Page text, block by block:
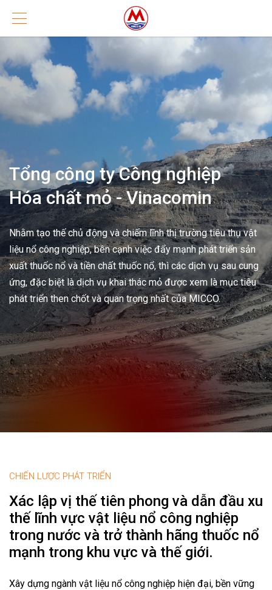
Tổng công ty Công nghiệp
Hóa chất mỏ - Vinacomin
Nhằm tạo thế chủ động và chiếm lĩnh thị trường tiêu thụ vật
liệu nổ công nghiệp, bên cạnh việc đẩy mạnh phát triển sản
xuất thuốc nổ và tiền chất thuốc nổ, thì các dịch vụ sau cung
ứng, đặc biệt là dịch vụ khai thác mỏ được xem là mục tiêu
phát triển then chốt và quan trọng nhất của MICCO.
CHIẾN LƯỢC PHÁT TRIỂN
Xác lập vị thế tiên phong và dẫn đầu xu
thế lĩnh vực vật liệu nổ công nghiệp
trong nước và trở thành hãng thuốc nổ
mạnh trong khu vực và thế giới.
Xây dựng ngành vật liệu nổ công nghiệp hiện đại, bền vững